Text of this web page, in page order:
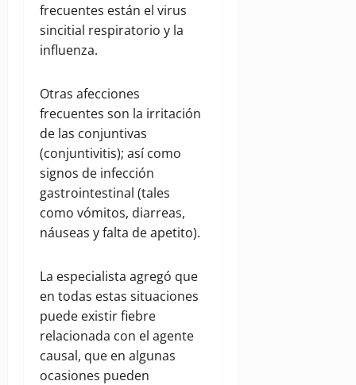
frecuentes están el virus
sincitial respiratorio y la
influenza.
Otras afecciones
frecuentes son la irritación
de las conjuntivas
(conjuntivitis); así como
signos de infección
gastrointestinal (tales
como vómitos, diarreas,
náuseas y falta de apetito).
La especialista agregó que
en todas estas situaciones
puede existir fiebre
relacionada con el agente
causal, que en algunas
ocasiones pueden